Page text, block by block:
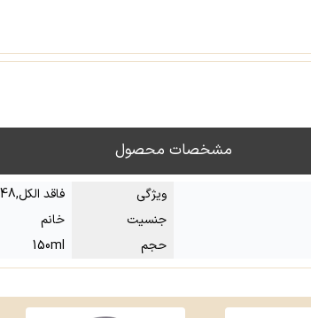
مشخصات محصول
ویژگی
فاقد الکل,48 ساعته
جنسیت
خانم
حجم 150ml